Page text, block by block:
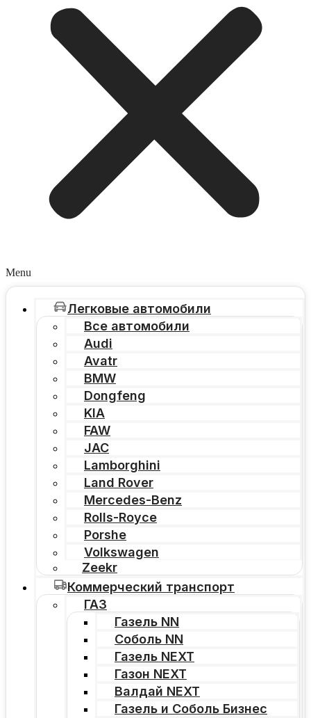
Menu
Легковые автомобили
Все автомобили
Audi
Avatr
BMW
Dongfeng
KIA
FAW
JAC
Lamborghini
Land Rover
Mercedes-Benz
Rolls-Royce
Porshe
Volkswagen
Zeekr
Коммерческий транспорт
ГАЗ
Газель NN
Соболь NN
Газель NEXT
Газон NEXT
Валдай NEXT
Газель и Соболь Бизнес